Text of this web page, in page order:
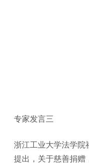
专家发言三
浙江工业大学法学院
提出，关于慈善捐赠